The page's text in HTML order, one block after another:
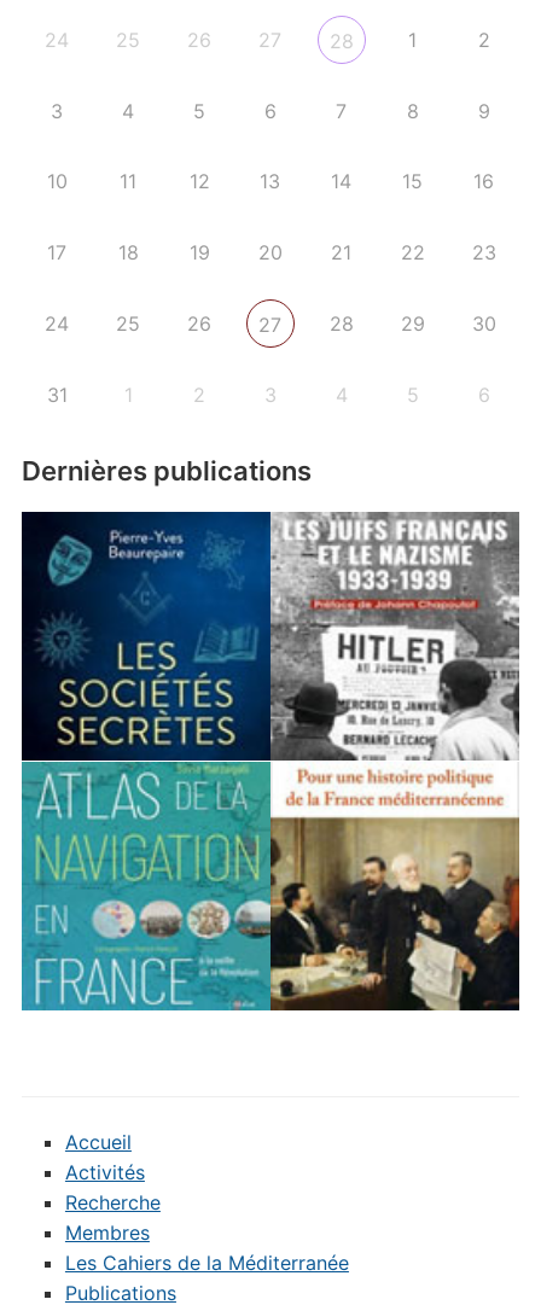
24 25 26 27 28 1 2
3 4 5 6 7 8 9
10 11 12 13 14 15 16
17 18 19 20 21 22 23
24 25 26 27 28 29 30
31 1 2 3 4 5 6
Dernières publications
Accueil
Activités
Recherche
Membres
Les Cahiers de la Méditerranée
Publications